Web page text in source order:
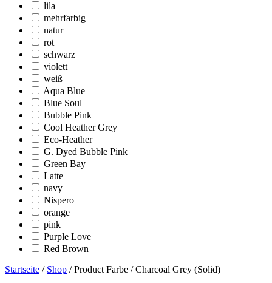
lila
mehrfarbig
natur
rot
schwarz
violett
weiß
Aqua Blue
Blue Soul
Bubble Pink
Cool Heather Grey
Eco-Heather
G. Dyed Bubble Pink
Green Bay
Latte
navy
Nispero
orange
pink
Purple Love
Red Brown
Startseite / Shop / Product Farbe / Charcoal Grey (Solid)